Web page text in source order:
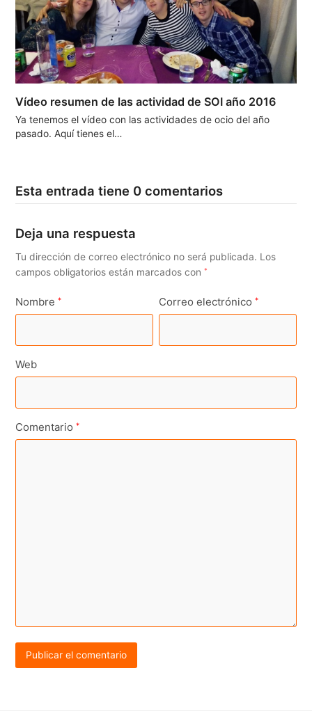
Vídeo resumen de las actividad de SOI año 2016
Ya tenemos el vídeo con las actividades de ocio del año
pasado. Aquí tienes el…
Esta entrada tiene 0 comentarios
Deja una respuesta
Tu dirección de correo electrónico no será publicada. Los
campos obligatorios están marcados con*
Nombre* Correo electrónico*
Web
Comentario*